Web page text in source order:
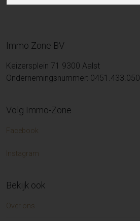
Immo Zone BV
Keizersplein 71 9300 Aalst
Ondernemingsnummer: 0451.433.050
Volg Immo-Zone
Facebook
Instagram
Bekijk ook
Over ons